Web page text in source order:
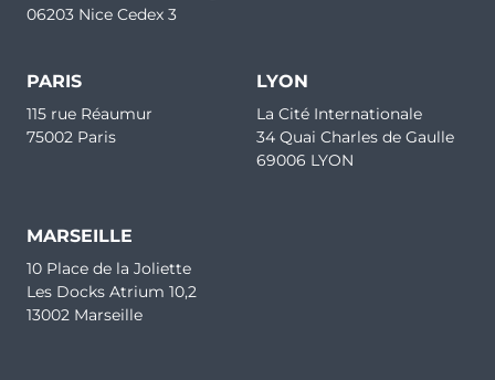
06203 Nice Cedex 3
PARIS
115 rue Réaumur
75002 Paris
LYON
La Cité Internationale
34 Quai Charles de Gaulle
69006 LYON
MARSEILLE
10 Place de la Joliette
Les Docks Atrium 10,2
13002 Marseille